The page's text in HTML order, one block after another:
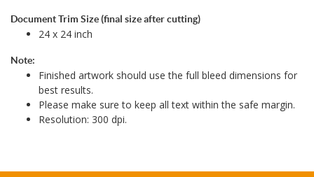
Document Trim Size (final size after cutting)
24 x 24 inch
Note:
Finished artwork should use the full bleed dimensions for
best results.
Please make sure to keep all text within the safe margin.
Resolution: 300 dpi.